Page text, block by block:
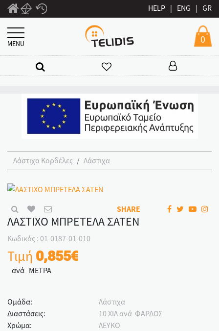
HELP | ENG | GR
MENU 0
Λάστιχα Κορδέλες Λάστιχα
SHARE
ΛΑΣΤΙΧΟ ΜΠΡΕΤΕΛΑ ΣΑΤΕΝ
Κωδικός : 01-0187-01-010
Τιμή 0,855€
ανά ΜΕΤΡΑ
Ομάδα:
Λάστιχα
Διαστάσεις:
10 ΧΙΛ ανά ΦΑΡΔΟΣ
Χρώμα:
ΛΕΥΚΟ